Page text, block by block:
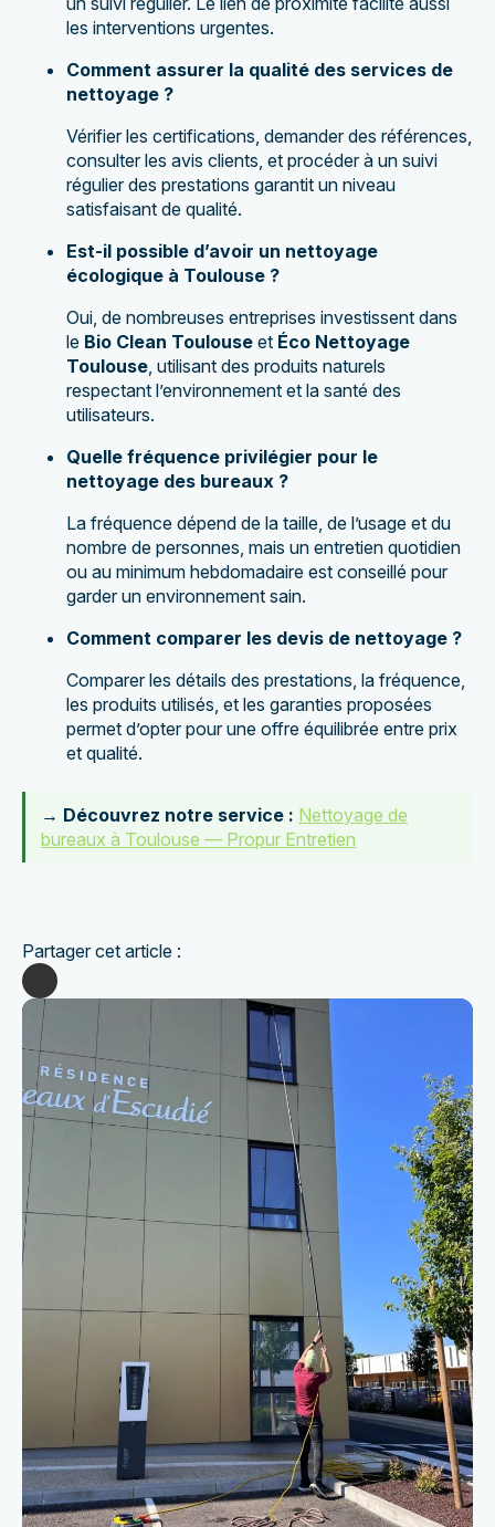
les interventions urgentes.
Comment assurer la qualité des services de
nettoyage ?
Vérifier les certifications, demander des références,
consulter les avis clients, et procéder à un suivi
régulier des prestations garantit un niveau
satisfaisant de qualité.
Est-il possible d’avoir un nettoyage
écologique à Toulouse ?
Oui, de nombreuses entreprises investissent dans
le Bio Clean Toulouse et Éco Nettoyage
Toulouse , utilisant des produits naturels
respectant l’environnement et la santé des
utilisateurs.
Quelle fréquence privilégier pour le
nettoyage des bureaux ?
La fréquence dépend de la taille, de l’usage et du
nombre de personnes, mais un entretien quotidien
ou au minimum hebdomadaire est conseillé pour
garder un environnement sain.
Comment comparer les devis de nettoyage ?
Comparer les détails des prestations, la fréquence,
les produits utilisés, et les garanties proposées
permet d’opter pour une offre équilibrée entre prix
et qualité.
→ Découvrez notre service : Nettoyage de
bureaux à Toulouse — Propur Entretien
Partager cet article :